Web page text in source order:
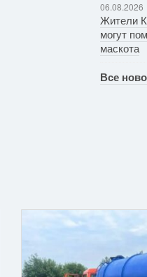
06.08.2026
Жители
могут
маскота
Все